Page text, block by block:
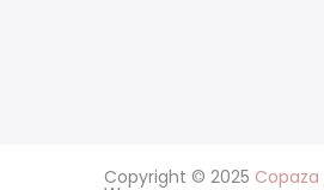
Copyright © 2025 Copaza